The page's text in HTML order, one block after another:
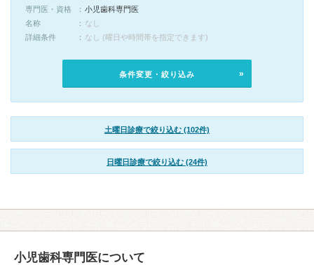
専門医・資格
小児歯科専門医
名称
なし
詳細条件
なし (曜日や時間帯を指定できます)
条件変更・絞り込み
土曜日診療で絞り込む (102件)
日曜日診療で絞り込む (24件)
小児歯科専門医について